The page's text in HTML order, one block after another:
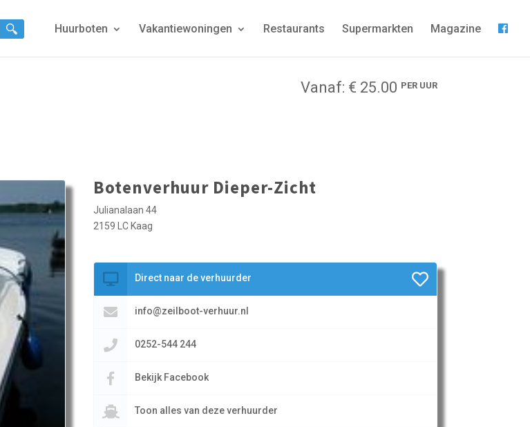
Huurboten Vakantiewoningen Restaurants Supermarkten Magazine
Vanaf: € 25.00 PER UUR
Botenverhuur Dieper-Zicht
Julianalaan 44
2159 LC Kaag
Direct naar de verhuurder
info@zeilboot-verhuur.nl
0252-544 244
Bekijk Facebook
Toon alles van deze verhuurder